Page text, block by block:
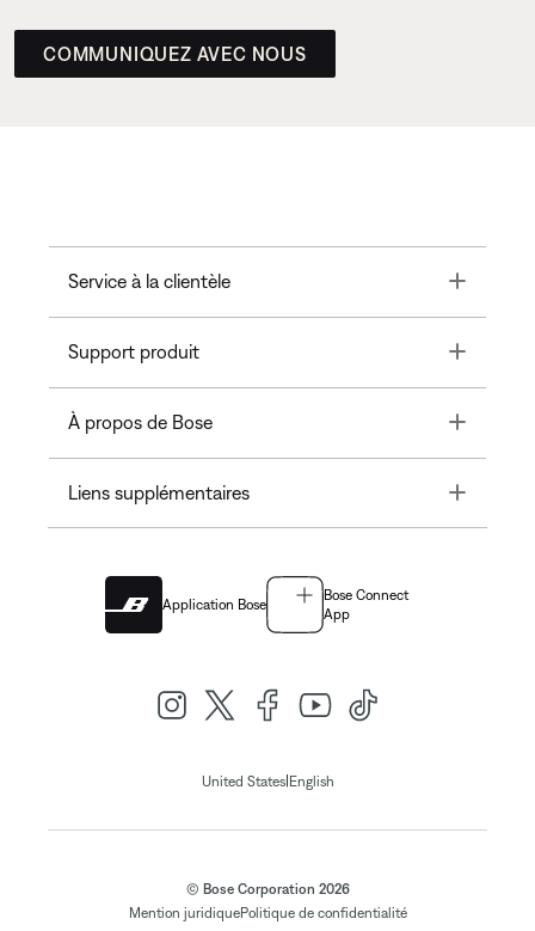
COMMUNIQUEZ AVEC NOUS
Service à la clientèle Toggle
Support produit Toggle
À propos de Bose Toggle
Liens supplémentaires Toggle
Application Bose
Bose Connect
App
United States| English
© Bose Corporation 2026
Mention juridiquePolitique de confidentialité